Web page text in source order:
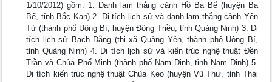
1/10/2012) gồm: 1. Danh lam thắng cảnh Hồ Ba Bể (huyện Ba
Bể, tỉnh Bắc Kạn) 2. Di tích lịch sử và danh lam thắng cảnh Yên
Tử (thành phố Uông Bí, huyện Đông Triều, tỉnh Quảng Ninh) 3. Di
tích lịch sử Bạch Đằng (thị xã Quảng Yên, thành phố Uông Bí,
tỉnh Quảng Ninh) 4. Di tích lịch sử và kiến trúc nghệ thuật Đền
Trần và Chùa Phổ Minh (thành phố Nam Định, tỉnh Nam Định) 5.
Di tích kiến trúc nghệ thuật Chùa Keo (huyện Vũ Thư, tỉnh Thái